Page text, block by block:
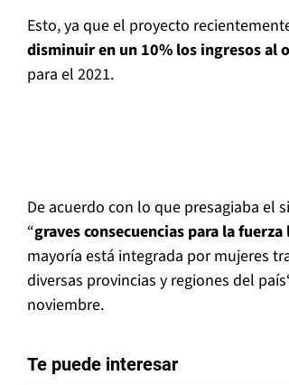
Esto, ya que el proyecto
disminuir en un 10% los ingresos al
para el 2021.
De acuerdo con lo que presagiaba el
“graves consecuencias para la
mayoría está integrada por mujeres
diversas provincias y regiones del
noviembre.
Te puede interesar